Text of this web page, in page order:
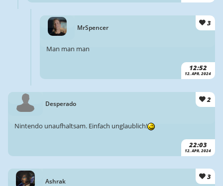
MrSpencer
3
12:52
12. APR. 2024
Man man man
Desperado 2
22:03
12. APR. 2024
Nintendo unaufhaltsam. Einfach unglaublich!
Ashrak
3